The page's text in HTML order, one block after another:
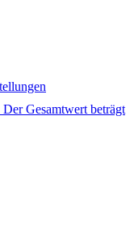
Gesamtwert beträgt